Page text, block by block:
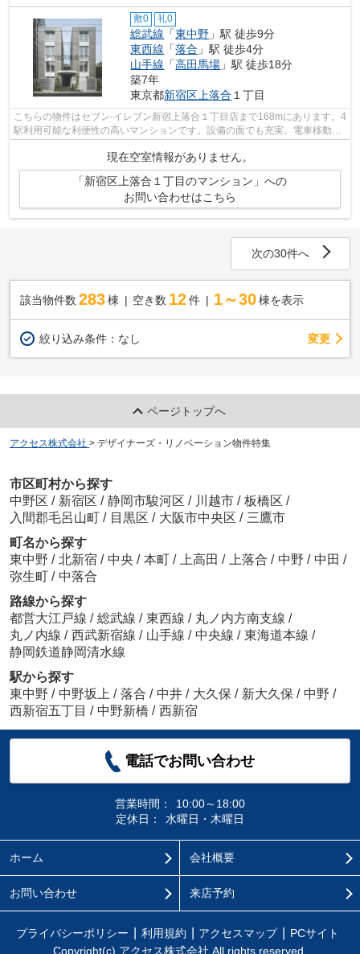
敷0 礼0
総武線 「東中野 」駅 徒歩9分
東西線 「落合 」駅 徒歩4分
山手線 「高田馬場 」駅 徒歩18分
築7年
東京都新宿区 上落合 １丁目
こちらの物件はセブン-イレブン新宿上落合１丁目店まで168mにあります。4
駅利用可能な利便性の高いマンションです。設備の面でも充実。電車移動の
現在空室情報がありません。
「新宿区上落合１丁目のマンション」への
お問い合わせはこちら
次の30件へ
該当物件数 283棟 空き数 12 件 1～30 棟を表示
絞り込み条件： なし 変更
ページトップへ
アクセス株式会社 > デザイナーズ・リノベーション物件特集
市区町村から探す
中野区 / 新宿区 / 静岡市駿河区 / 川越市 / 板橋区 /
入間郡毛呂山町 / 目黒区 / 大阪市中央区 / 三鷹市
町名から探す
東中野 / 北新宿 / 中央 / 本町 / 上高田 / 上落合 / 中野 / 中田 /
弥生町 / 中落合
路線から探す
都営大江戸線 / 総武線 / 東西線 / 丸ノ内方南支線 /
丸ノ内線 / 西武新宿線 / 山手線 / 中央線 / 東海道本線 /
静岡鉄道静岡清水線
駅から探す
東中野 / 中野坂上 / 落合 / 中井 / 大久保 / 新大久保 / 中野 /
西新宿五丁目 / 中野新橋 / 西新宿
電話でお問い合わせ
営業時間：
10:00～18:00
定休日：
水曜日・木曜日
ホーム 会社概要
お問い合わせ 来店予約
プライバシーポリシー 利用規約 アクセスマップ
PCサイト
Copyright(c) アクセス株式会社 All rights reserved.